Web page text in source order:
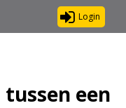
Login
een